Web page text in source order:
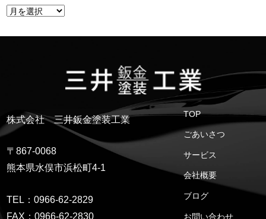
株式会社 三井鈑金塗装工業
〒867-0068
熊本県水俣市浜松町4-1
TEL：0966-62-2829
FAX：0966-62-2830
TOP
ごあいさつ
サービス
会社概要
ブログ
お問い合わせ